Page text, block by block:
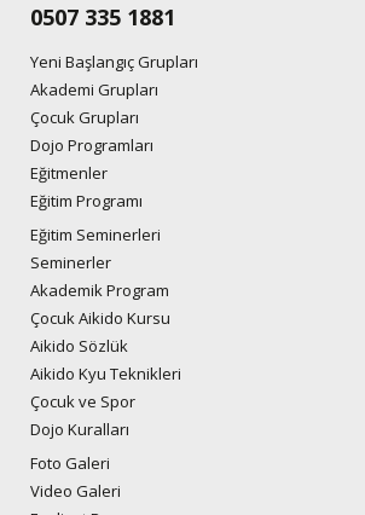
0507 335 1881
Yeni Başlangıç Grupları
Akademi Grupları
Çocuk Grupları
Dojo Programları
Eğitmenler
Eğitim Programı
Eğitim Seminerleri
Seminerler
Akademik Program
Çocuk Aikido Kursu
Aikido Sözlük
Aikido Kyu Teknikleri
Çocuk ve Spor
Dojo Kuralları
Foto Galeri
Video Galeri